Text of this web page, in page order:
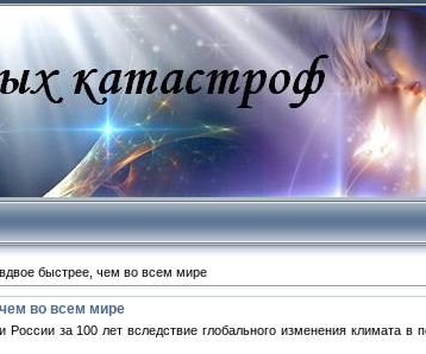
быстрее, чем во всем мире
во всем мире
за 100 лет вследствие глобального изменения климата в